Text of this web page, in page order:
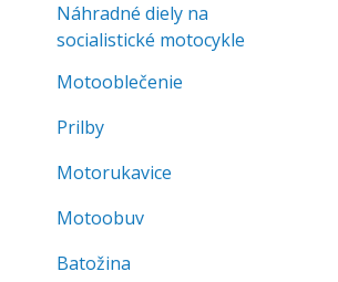
Náhradné diely na
socialistické motocykle
Motooblečenie
Prilby
Motorukavice
Motoobuv
Batožina